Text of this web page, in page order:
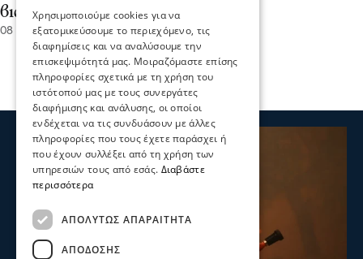
βιάσουν
08 Μαΐ 2026, 20:47
Χρησιμοποιούμε cookies για να
εξατομικεύσουμε το περιεχόμενο, τις
διαφημίσεις και να αναλύσουμε την
επισκεψιμότητά μας. Μοιραζόμαστε επίσης
πληροφορίες σχετικά με τη χρήση του
ιστότοπού μας με τους συνεργάτες
διαφήμισης και ανάλυσης, οι οποίοι
ενδέχεται να τις συνδυάσουν με άλλες
πληροφορίες που τους έχετε παράσχει ή
που έχουν συλλέξει από τη χρήση των
υπηρεσιών τους από εσάς. Διαβάστε
περισσότερα
ΑΠΟΛΎΤΩΣ ΑΠΑΡΑΊΤΗΤΑ
ΑΠΌΔΟΣΗΣ